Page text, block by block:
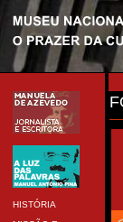
HISTÓRIA